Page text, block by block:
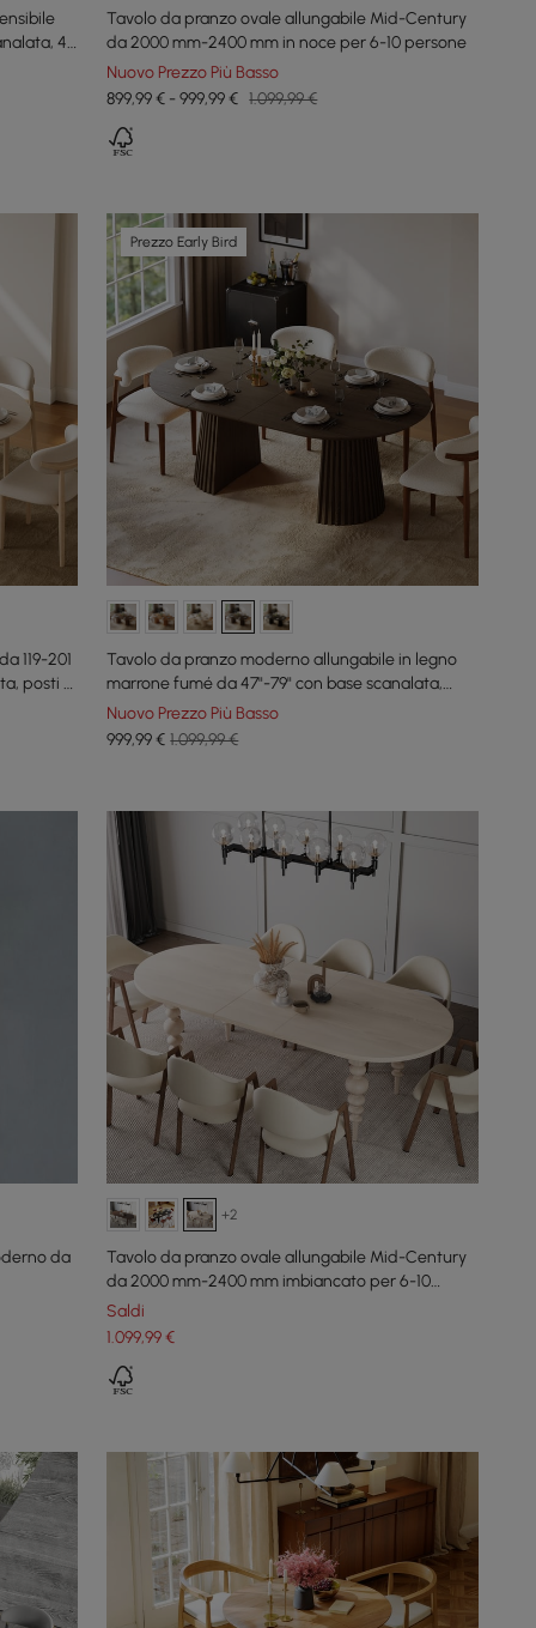
4-
Tavolo da pranzo ovale allungabile Mid-Century
da 2000 mm-2400 mm in noce per 6-10 persone
Nuovo Prezzo Più Basso
899,99 € - 999,99 € 1.099,99 €
119-201
posti a
Prezzo Early Bird
Tavolo da pranzo moderno allungabile in legno
marrone fumé da 47"-79" con base scanalata,
posti a sedere per 4-6 persone
Nuovo Prezzo Più Basso
999,99€ 1.099,99 €
da
+2
Tavolo da pranzo ovale allungabile Mid-Century
da 2000 mm-2400 mm imbiancato per 6-10
persone
Saldi
1.099,99€